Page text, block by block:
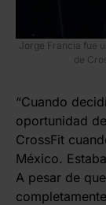
Jorge Francia fue
de
“Cuando
oportunidad
CrossFit
México.
A pesar de